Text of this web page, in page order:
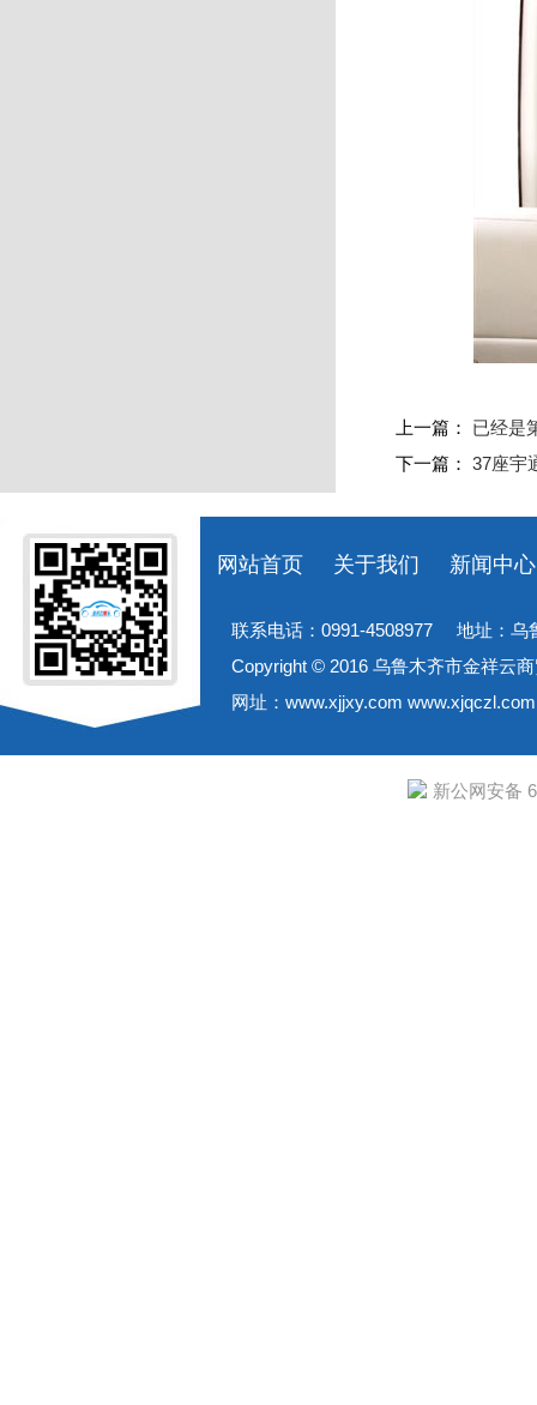
上一篇： 已经是
下一篇： 37座宇
网站首页 关于我们 新闻中心
联系电话：0991-4508977 地址：乌
Copyright © 2016 乌鲁木齐市金祥云
网址：www.xjjxy.com
新公网安备